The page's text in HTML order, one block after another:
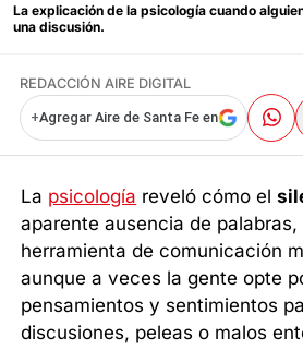
La explicación de la psicología cuando
una discusión.
REDACCIÓN AIRE DIGITAL
+Agregar Aire de Santa Fe en
La psicología reveló cómo el
aparente ausencia de palabras,
herramienta de comunicación
aunque a veces la gente opte
pensamientos y sentimientos
discusiones, peleas o malos